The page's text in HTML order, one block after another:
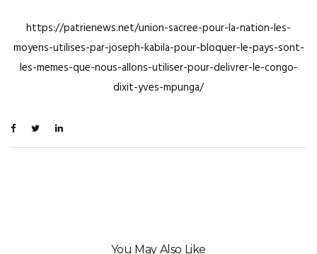
https://patrienews.net/union-sacree-pour-la-nation-les-
moyens-utilises-par-joseph-kabila-pour-bloquer-le-pays-sont-
les-memes-que-nous-allons-utiliser-pour-delivrer-le-congo-
dixit-yves-mpunga/
You May Also Like